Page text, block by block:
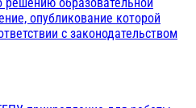
опубликование которой
с законодательством